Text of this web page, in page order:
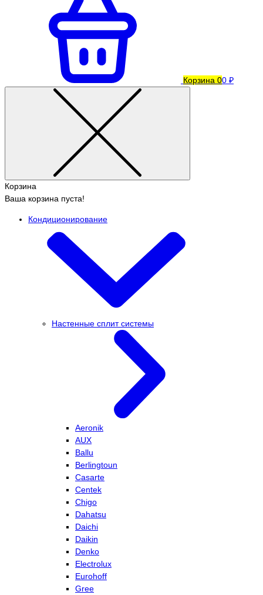
Корзина 00 ₽
Корзина
Ваша корзина пуста!
Кондиционирование
Настенные сплит системы
Aeronik
AUX
Ballu
Berlingtoun
Casarte
Centek
Chigo
Dahatsu
Daichi
Daikin
Denko
Electrolux
Eurohoff
Gree